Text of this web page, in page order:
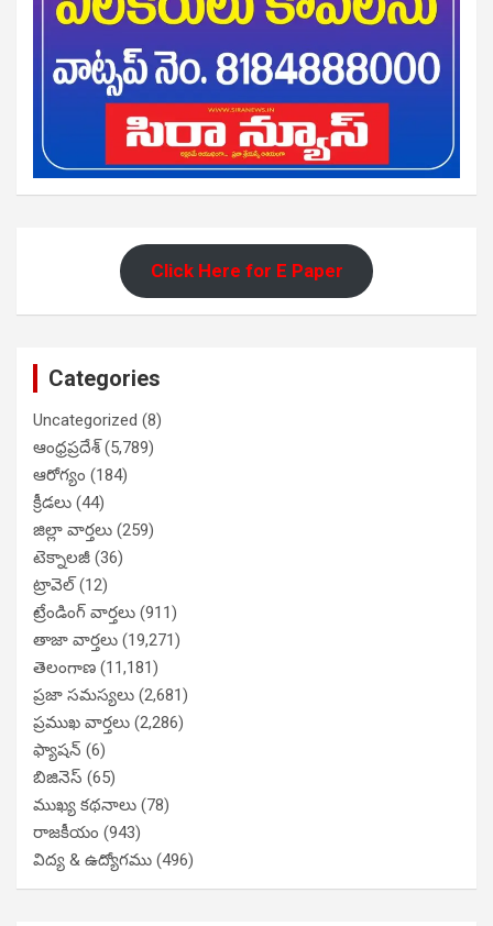
Click Here for E Paper
Categories
Uncategorized (8)
ఆంధ్రప్రదేశ్(5,789)
ఆరోగ్యం (184)
క్రీడలు (44)
జిల్లా వార్తలు (259)
టెక్నాలజీ (36)
ట్రావెల్(12)
ట్రేండింగ్ వార్తలు (911)
తాజా వార్తలు (19,271)
తెలంగాణ (11,181)
ప్రజా సమస్యలు (2,681)
ప్రముఖ వార్తలు (2,286)
ఫ్యాషన్ (6)
బిజినెస్ (65)
ముఖ్య కథనాలు (78)
రాజకీయం (943)
విద్య & ఉద్యోగము (496)